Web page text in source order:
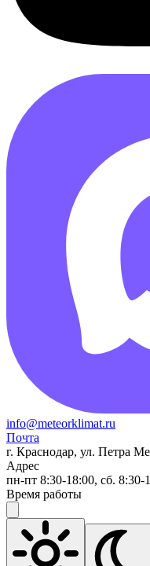
info@meteorklimat.ru
Почта
г. Краснодар, ул. Петра
Адрес
пн-пт 8:30-18:00, сб. 8:30-
Время работы